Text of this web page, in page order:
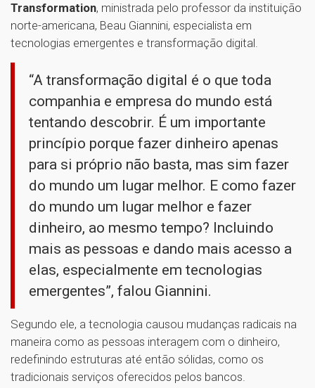
Transformation, ministrada pelo professor da instituição
norte-americana, Beau Giannini, especialista em
tecnologias emergentes e transformação digital.
“A transformação digital é o que toda
companhia e empresa do mundo está
tentando descobrir. É um importante
princípio porque fazer dinheiro apenas
para si próprio não basta, mas sim fazer
do mundo um lugar melhor. E como fazer
do mundo um lugar melhor e fazer
dinheiro, ao mesmo tempo? Incluindo
mais as pessoas e dando mais acesso a
elas, especialmente em tecnologias
emergentes”, falou Giannini.
Segundo ele, a tecnologia causou mudanças radicais na
maneira como as pessoas interagem com o dinheiro,
redefinindo estruturas até então sólidas, como os
tradicionais serviços oferecidos pelos bancos.